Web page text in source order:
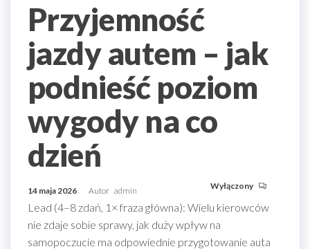
Przyjemność
jazdy autem – jak
podnieść poziom
wygody na co
dzień
14 maja 2026 Autor admin Wyłączony
Lead (4–8 zdań, 1× fraza główna): Wielu kierowców
nie zdaje sobie sprawy, jak duży wpływ na
samopoczucie ma odpowiednie przygotowanie auta